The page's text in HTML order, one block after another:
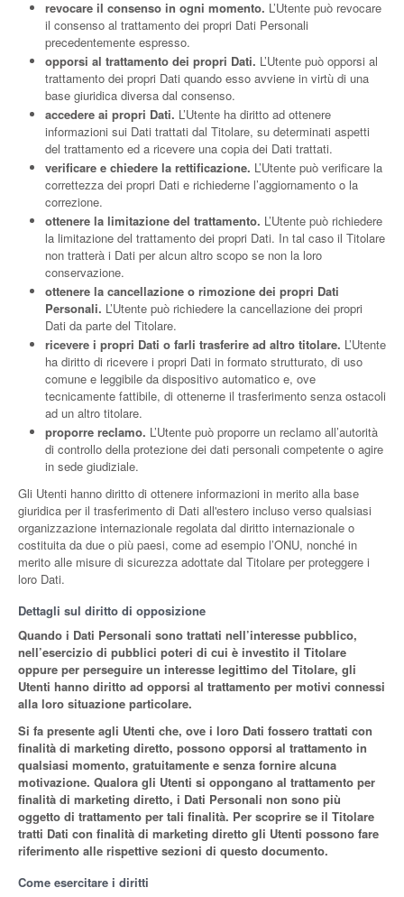
revocare il consenso in ogni momento. L’Utente può revocare
il consenso al trattamento dei propri Dati Personali
precedentemente espresso.
opporsi al trattamento dei propri Dati. L’Utente può opporsi al
trattamento dei propri Dati quando esso avviene in virtù di una
base giuridica diversa dal consenso.
accedere ai propri Dati. L’Utente ha diritto ad ottenere
informazioni sui Dati trattati dal Titolare, su determinati aspetti
del trattamento ed a ricevere una copia dei Dati trattati.
verificare e chiedere la rettificazione. L’Utente può verificare la
correttezza dei propri Dati e richiederne l’aggiornamento o la
correzione.
ottenere la limitazione del trattamento. L’Utente può richiedere
la limitazione del trattamento dei propri Dati. In tal caso il Titolare
non tratterà i Dati per alcun altro scopo se non la loro
conservazione.
ottenere la cancellazione o rimozione dei propri Dati
Personali. L’Utente può richiedere la cancellazione dei propri
Dati da parte del Titolare.
ricevere i propri Dati o farli trasferire ad altro titolare. L’Utente
ha diritto di ricevere i propri Dati in formato strutturato, di uso
comune e leggibile da dispositivo automatico e, ove
tecnicamente fattibile, di ottenerne il trasferimento senza ostacoli
ad un altro titolare.
proporre reclamo. L’Utente può proporre un reclamo all’autorità
di controllo della protezione dei dati personali competente o agire
in sede giudiziale.
Gli Utenti hanno diritto di ottenere informazioni in merito alla base
giuridica per il trasferimento di Dati all'estero incluso verso qualsiasi
organizzazione internazionale regolata dal diritto internazionale o
costituita da due o più paesi, come ad esempio l’ONU, nonché in
merito alle misure di sicurezza adottate dal Titolare per proteggere i
loro Dati.
Dettagli sul diritto di opposizione
Quando i Dati Personali sono trattati nell’interesse pubblico,
nell’esercizio di pubblici poteri di cui è investito il Titolare
oppure per perseguire un interesse legittimo del Titolare, gli
Utenti hanno diritto ad opporsi al trattamento per motivi connessi
alla loro situazione particolare.
Si fa presente agli Utenti che, ove i loro Dati fossero trattati con
finalità di marketing diretto, possono opporsi al trattamento in
qualsiasi momento, gratuitamente e senza fornire alcuna
motivazione. Qualora gli Utenti si oppongano al trattamento per
finalità di marketing diretto, i Dati Personali non sono più
oggetto di trattamento per tali finalità. Per scoprire se il Titolare
tratti Dati con finalità di marketing diretto gli Utenti possono fare
riferimento alle rispettive sezioni di questo documento.
Come esercitare i diritti